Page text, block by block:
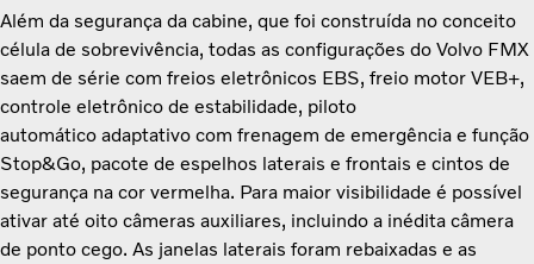
Além da segurança da cabine, que foi construída no conceito
célula de sobrevivência, todas as configurações do Volvo FMX
saem de série com freios eletrônicos EBS, freio motor VEB+,
controle eletrônico de estabilidade, piloto
automático adaptativo com frenagem de emergência e função
Stop&Go, pacote de espelhos laterais e frontais e cintos de
segurança na cor vermelha. Para maior visibilidade é possível
ativar até oito câmeras auxiliares, incluindo a inédita câmera
de ponto cego. As janelas laterais foram rebaixadas e as